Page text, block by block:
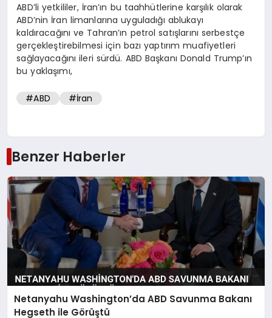
ABD’li yetkililer, İran’ın bu taahhütlerine karşılık olarak
ABD’nin İran limanlarına uyguladığı ablukayı
kaldıracağını ve Tahran’ın petrol satışlarını serbestçe
gerçekleştirebilmesi için bazı yaptırım muafiyetleri
sağlayacağını ileri sürdü. ABD Başkanı Donald Trump’ın
bu yaklaşımı,
#ABD #İran
Benzer Haberler
Netanyahu Washington’da ABD Savunma Bakanı
Hegseth ile Görüştü